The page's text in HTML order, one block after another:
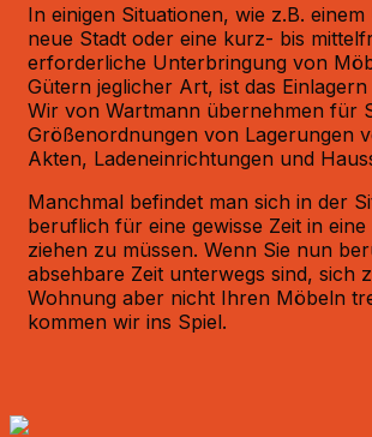
In einigen Situationen, wie z.B.
neue Stadt oder eine kurz- bis
erforderliche Unterbringung von
Gütern jeglicher Art, ist das Einlagern
Wir von Wartmann übernehmen für
Größenordnungen von Lagerungen
Akten, Ladeneinrichtungen und
Manchmal befindet man sich in der
beruflich für eine gewisse Zeit in eine
ziehen zu müssen. Wenn Sie nun
absehbare Zeit unterwegs sind, sich
Wohnung aber nicht Ihren Möbeln
kommen wir ins Spiel.